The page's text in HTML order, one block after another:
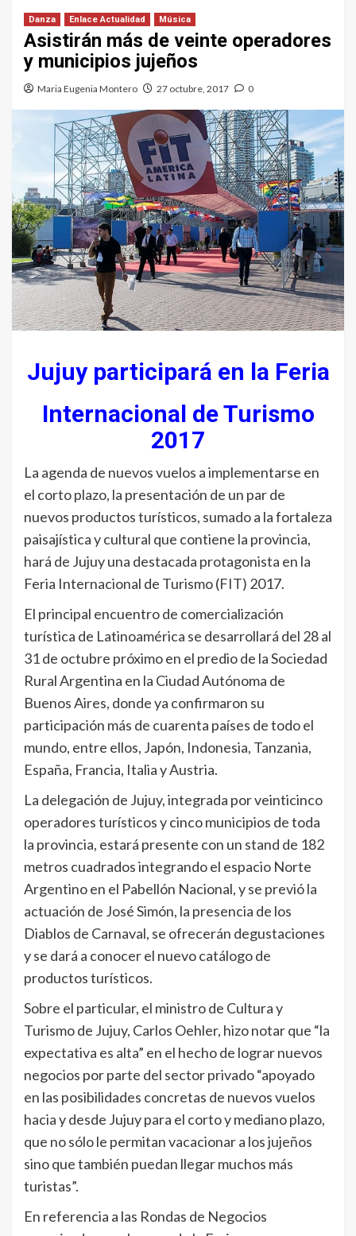
Danza Enlace Actualidad Música
Asistirán más de veinte operadores
y municipios jujeños
Maria Eugenia Montero 27 octubre, 2017 0
Jujuy participará en la Feria
Internacional de Turismo
2017
La agenda de nuevos vuelos a implementarse en
el corto plazo, la presentación de un par de
nuevos productos turísticos, sumado a la fortaleza
paisajística y cultural que contiene la provincia,
hará de Jujuy una destacada protagonista en la
Feria Internacional de Turismo (FIT) 2017.
El principal encuentro de comercialización
turística de Latinoamérica se desarrollará del 28 al
31 de octubre próximo en el predio de la Sociedad
Rural Argentina en la Ciudad Autónoma de
Buenos Aires, donde ya confirmaron su
participación más de cuarenta países de todo el
mundo, entre ellos, Japón, Indonesia, Tanzania,
España, Francia, Italia y Austria.
La delegación de Jujuy, integrada por veinticinco
operadores turísticos y cinco municipios de toda
la provincia, estará presente con un stand de 182
metros cuadrados integrando el espacio Norte
Argentino en el Pabellón Nacional, y se previó la
actuación de José Simón, la presencia de los
Diablos de Carnaval, se ofrecerán degustaciones
y se dará a conocer el nuevo catálogo de
productos turísticos.
Sobre el particular, el ministro de Cultura y
Turismo de Jujuy, Carlos Oehler, hizo notar que “la
expectativa es alta” en el hecho de lograr nuevos
negocios por parte del sector privado “apoyado
en las posibilidades concretas de nuevos vuelos
hacia y desde Jujuy para el corto y mediano plazo,
que no sólo le permitan vacacionar a los jujeños
sino que también puedan llegar muchos más
turistas”.
En referencia a las Rondas de Negocios